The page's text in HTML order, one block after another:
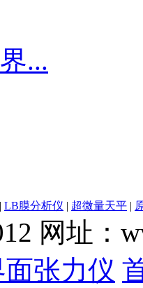
...
| LB膜分析仪 | 超微量天平 |
网址：
面张力仪